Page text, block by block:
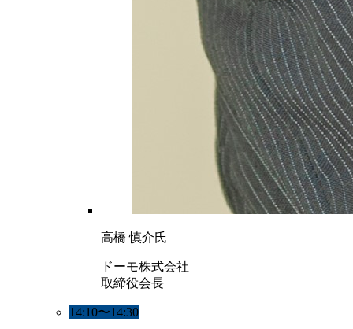
高橋 慎介氏
ドーモ株式会社
取締役会長
14:10〜14:30